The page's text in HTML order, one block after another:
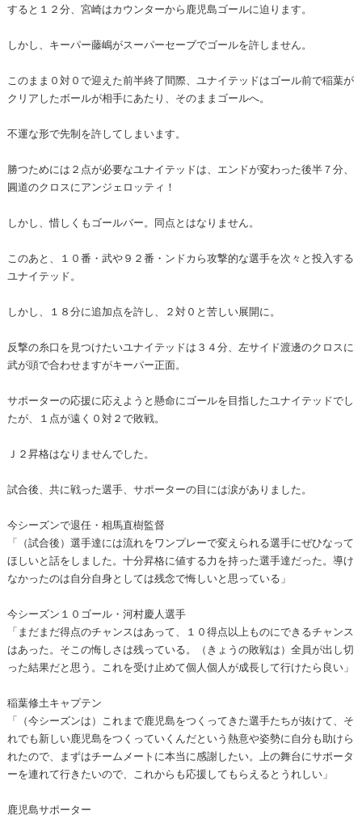
すると１２分、宮崎はカウンターから鹿児島ゴールに迫ります。
しかし、キーパー藤嶋がスーパーセーブでゴールを許しません。
このまま０対０で迎えた前半終了間際、ユナイテッドはゴール前で稲葉が
クリアしたボールが相手にあたり、そのままゴールへ。
不運な形で先制を許してしまいます。
勝つためには２点が必要なユナイテッドは、エンドが変わった後半７分、
圓道のクロスにアンジェロッティ！
しかし、惜しくもゴールバー。同点とはなりません。
このあと、１０番・武や９２番・ンドカら攻撃的な選手を次々と投入する
ユナイテッド。
しかし、１８分に追加点を許し、２対０と苦しい展開に。
反撃の糸口を見つけたいユナイテッドは３４分、左サイド渡邊のクロスに
武が頭で合わせますがキーパー正面。
サポーターの応援に応えようと懸命にゴールを目指したユナイテッドでし
たが、１点が遠く０対２で敗戦。
Ｊ２昇格はなりませんでした。
試合後、共に戦った選手、サポーターの目には涙がありました。
今シーズンで退任・相馬直樹監督
「（試合後）選手達には流れをワンプレーで変えられる選手にぜひなって
ほしいと話をしました。十分昇格に値する力を持った選手達だった。導け
なかったのは自分自身としては残念で悔しいと思っている」
今シーズン１０ゴール・河村慶人選手
「まだまだ得点のチャンスはあって、１０得点以上ものにできるチャンス
はあった。そこの悔しさは残っている。（きょうの敗戦は）全員が出し切
った結果だと思う。これを受け止めて個人個人が成長して行けたら良い」
稲葉修土キャプテン
「（今シーズンは）これまで鹿児島をつくってきた選手たちが抜けて、そ
れでも新しい鹿児島をつくっていくんだという熱意や姿勢に自分も助けら
れたので、まずはチームメートに本当に感謝したい。上の舞台にサポータ
ーを連れて行きたいので、これからも応援してもらえるとうれしい」
鹿児島サポーター